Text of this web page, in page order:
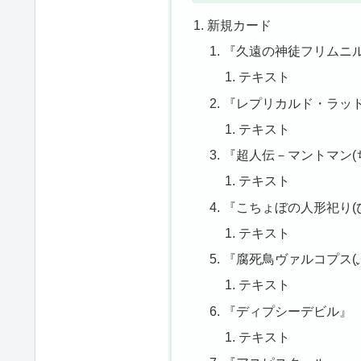
新規カード
『久遠の神徒フリムニ
テキスト
『レプリカルド・ラッ
テキスト
『超人伝－マントマン
テキスト
『こちょぼの人形祀り
テキスト
『腐死鳥ヴァルコプス
テキスト
『ディプシーデビル』
テキスト